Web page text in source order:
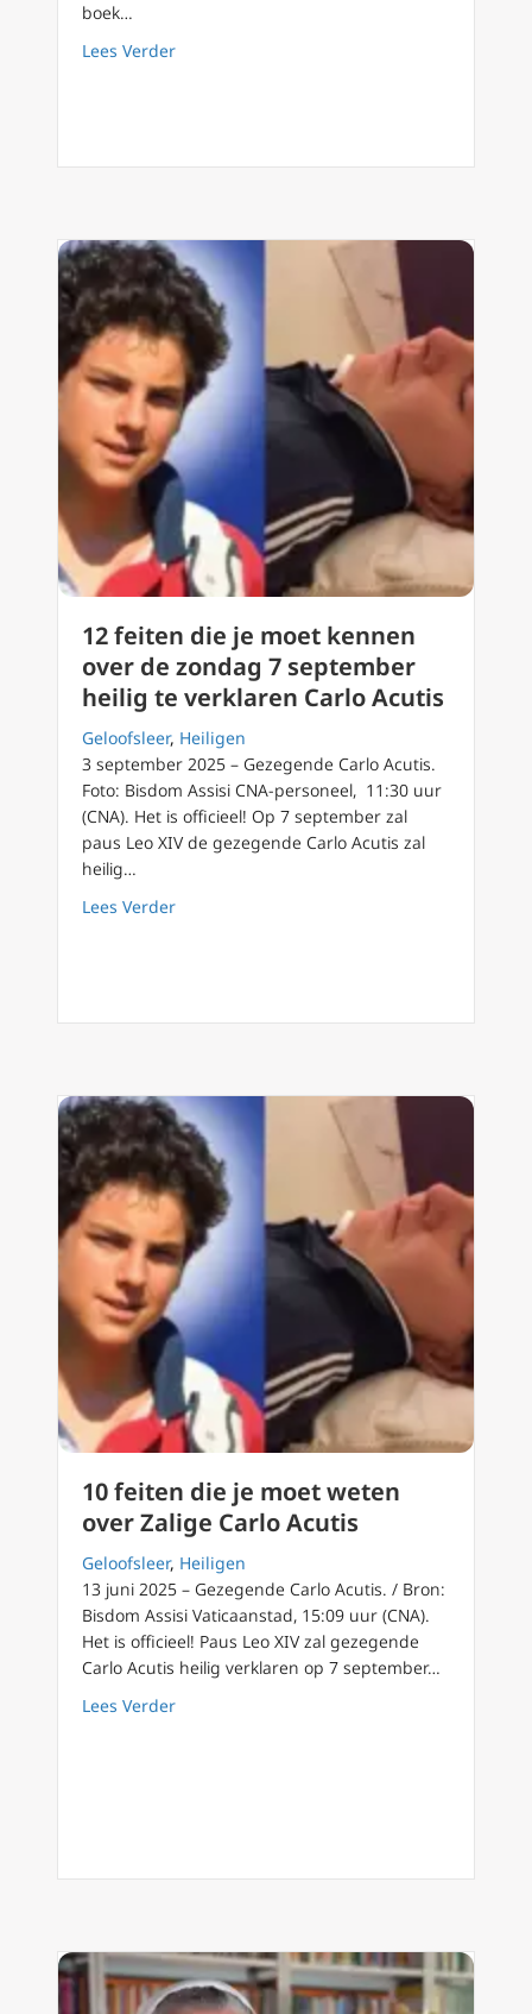
boek…
Lees Verderabout ‘Mijn zoon Carlo’: ontmoet Carlo
12 feiten die je moet kennen
over de zondag 7 september
heilig te verklaren Carlo Acutis
Geloofsleer, Heiligen
3 september 2025 – Gezegende Carlo Acutis.
Foto: Bisdom Assisi CNA-personeel, 11:30 uur
(CNA). Het is officieel! Op 7 september zal
paus Leo XIV de gezegende Carlo Acutis zal
heilig…
Lees Verderabout 12 feiten die je moet kennen over de
10 feiten die je moet weten
over Zalige Carlo Acutis
Geloofsleer, Heiligen
13 juni 2025 – Gezegende Carlo Acutis. / Bron:
Bisdom Assisi Vaticaanstad, 15:09 uur (CNA).
Het is officieel! Paus Leo XIV zal gezegende
Carlo Acutis heilig verklaren op 7 september…
Lees Verderabout 10 feiten die je moet weten over